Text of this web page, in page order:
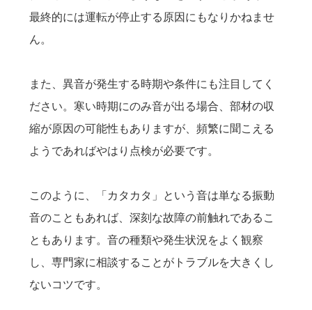
最終的には運転が停止する原因にもなりかねませ
ん。
また、異音が発生する時期や条件にも注目してく
ださい。寒い時期にのみ音が出る場合、部材の収
縮が原因の可能性もありますが、頻繁に聞こえる
ようであればやはり点検が必要です。
このように、「カタカタ」という音は単なる振動
音のこともあれば、深刻な故障の前触れであるこ
ともあります。音の種類や発生状況をよく観察
し、専門家に相談することがトラブルを大きくし
ないコツです。